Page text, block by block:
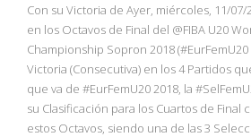
Con su Victoria de Ayer, miércoles, 11/07/
en los Octavos de Final del @FIBA U20
Championship Sopron 2018
Victoria (Consecutiva) en los 4 Partidos
que va de #EurFemU20 2018, la
su Clasificación para los Cuartos de Final
estos Octavos, siendo una de las 3